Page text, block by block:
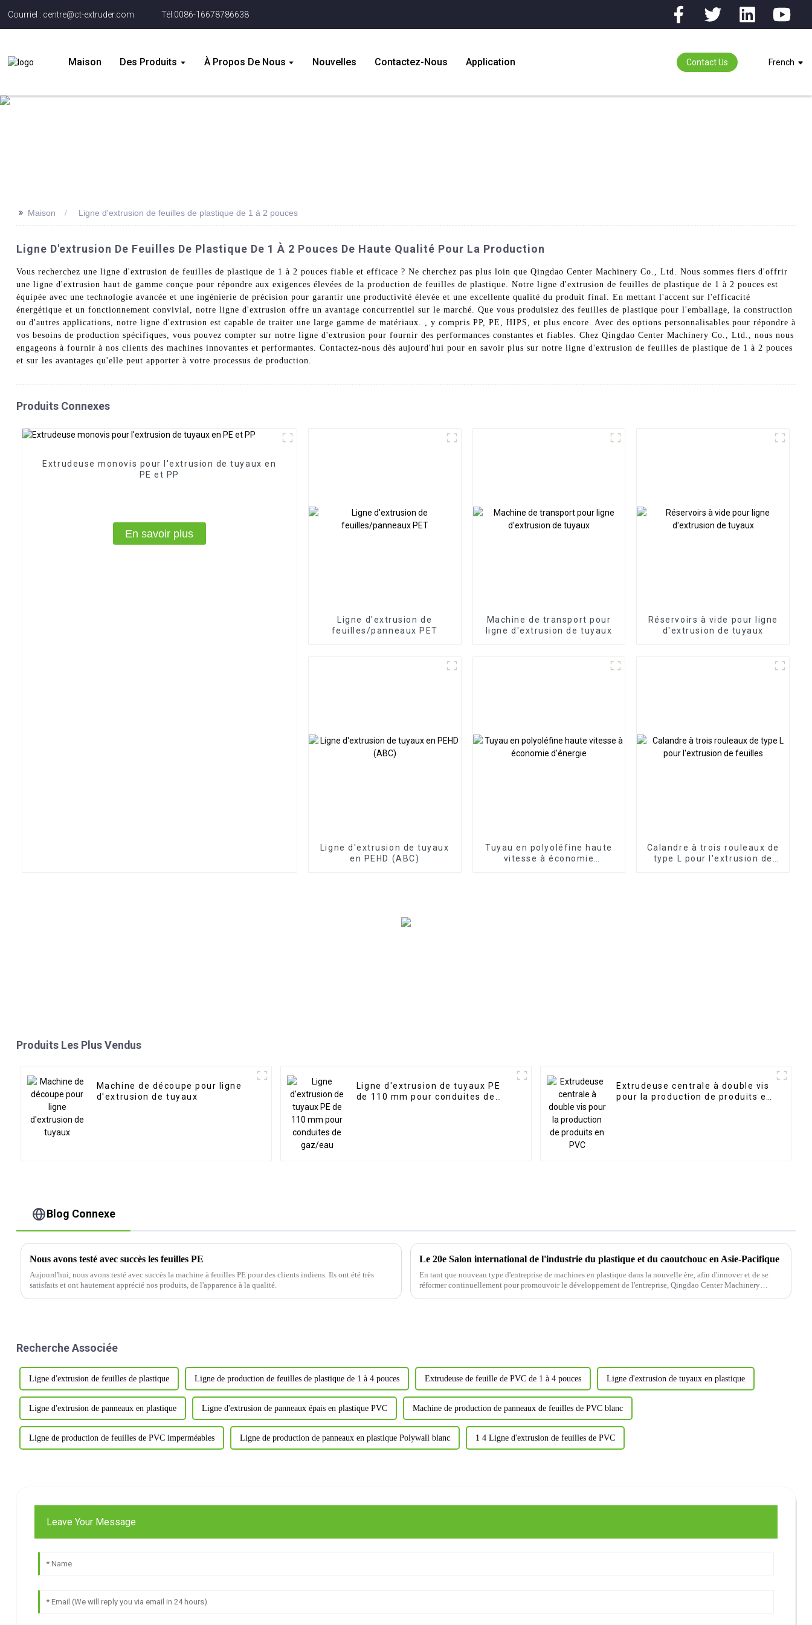
Courriel : centre@ct-extruder.com Tél:0086-16678786638
Maison Des Produits À Propos De Nous Nouvelles Contactez-Nous Application Contact Us French
>> Maison Ligne d'extrusion de feuilles de plastique de 1 à 2 pouces
Ligne D'extrusion De Feuilles De Plastique De 1 À 2 Pouces De Haute Qualité Pour La Production
Vous recherchez une ligne d'extrusion de feuilles de plastique de 1 à 2 pouces fiable et efficace ? Ne cherchez pas plus loin que Qingdao Center Machinery Co., Ltd. Nous sommes fiers d'offrir
une ligne d'extrusion haut de gamme conçue pour répondre aux exigences élevées de la production de feuilles de plastique. Notre ligne d'extrusion de feuilles de plastique de 1 à 2 pouces est
équipée avec une technologie avancée et une ingénierie de précision pour garantir une productivité élevée et une excellente qualité du produit final. En mettant l'accent sur l'efficacité
énergétique et un fonctionnement convivial, notre ligne d'extrusion offre un avantage concurrentiel sur le marché. Que vous produisiez des feuilles de plastique pour l'emballage, la construction
ou d'autres applications, notre ligne d'extrusion est capable de traiter une large gamme de matériaux. , y compris PP, PE, HIPS, et plus encore. Avec des options personnalisables pour répondre à
vos besoins de production spécifiques, vous pouvez compter sur notre ligne d'extrusion pour fournir des performances constantes et fiables. Chez Qingdao Center Machinery Co., Ltd., nous nous
engageons à fournir à nos clients des machines innovantes et performantes. Contactez-nous dès aujourd'hui pour en savoir plus sur notre ligne d'extrusion de feuilles de plastique de 1 à 2 pouces
et sur les avantages qu'elle peut apporter à votre processus de production.
Produits Connexes
Extrudeuse monovis pour l'extrusion de tuyaux en
PE et PP
En savoir plus
Ligne d'extrusion de
feuilles/panneaux PET
Machine de transport pour
ligne d'extrusion de tuyaux
Réservoirs à vide pour ligne
d'extrusion de tuyaux
Ligne d'extrusion de tuyaux
en PEHD (ABC)
Tuyau en polyoléfine haute
vitesse à économie
Calandre à trois rouleaux de
type L pour l'extrusion de
Produits Les Plus Vendus
Machine de découpe pour ligne
d'extrusion de tuyaux
Ligne d'extrusion de tuyaux PE
de 110 mm pour conduites de
Extrudeuse centrale à double vis
pour la production de produits en
Blog Connexe
Nous avons testé avec succès les feuilles PE
Aujourd'hui, nous avons testé avec succès la machine à feuilles PE pour des clients indiens. Ils ont été très
satisfaits et ont hautement apprécié nos produits, de l'apparence à la qualité.
Le 20e Salon international de l'industrie du plastique et du caoutchouc en Asie-Pacifique
En tant que nouveau type d'entreprise de machines en plastique dans la nouvelle ère, afin d'innover et de se
réformer continuellement pour promouvoir le développement de l'entreprise, Qingdao Center Machinery
Recherche Associée
Ligne d'extrusion de feuilles de plastique Ligne de production de feuilles de plastique de 1 à 4 pouces Extrudeuse de feuille de PVC de 1 à 4 pouces Ligne d'extrusion de tuyaux en plastique
Ligne d'extrusion de panneaux en plastique Ligne d'extrusion de panneaux épais en plastique PVC Machine de production de panneaux de feuilles de PVC blanc
Ligne de production de feuilles de PVC imperméables Ligne de production de panneaux en plastique Polywall blanc 1 4 Ligne d'extrusion de feuilles de PVC
Leave Your Message